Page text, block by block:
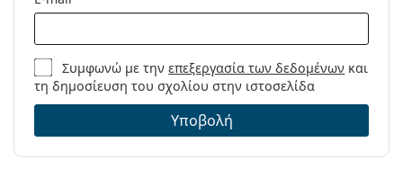
Συμφωνώ με τηνεπεξεργασία των δεδομένων και
τη δημοσίευση του σχολίου στην ιστοσελίδα
Υποβολή